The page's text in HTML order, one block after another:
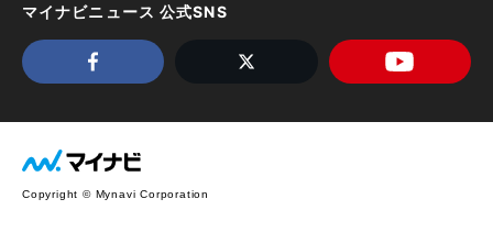
マイナビニュース 公式SNS
Copyright © Mynavi Corporation